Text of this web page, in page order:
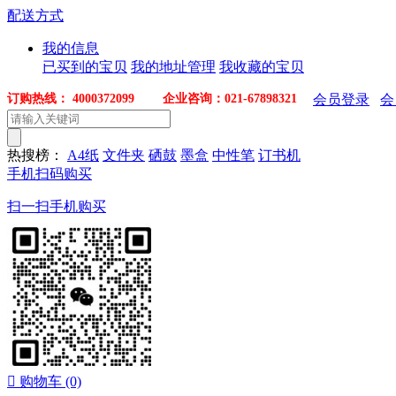
配送方式
我的信息
已买到的宝贝 我的地址管理 我收藏的宝贝
订购热线： 4000372099 企业咨询：021-67898321 会员登录
热搜榜： A4纸 文件夹 硒鼓 墨盒 中性笔 订书机
手机扫码购买
扫一扫手机购买
 购物车 (0)